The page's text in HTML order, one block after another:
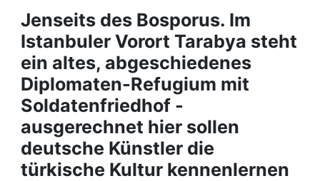
Projects
People
Institutions
Awards
My FIS
Jenseits des Bosporus. Im
Istanbuler Vorort Tarabya steht
ein altes, abgeschiedenes
Diplomaten-Refugium mit
Soldatenfriedhof -
ausgerechnet hier sollen
deutsche Künstler die
türkische Kultur kennenlernen